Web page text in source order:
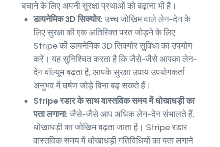
बचाने के लिए अपनी सुरक्षा प्रथाओं को बढ़ाना भी है।
डायनेमिक 3D सिक्योर:उच्च जोखिम वाले लेन-देन के
लिए सुरक्षा की एक अतिरिक्त परत जोड़ने के लिए
Stripe की डायनेमिक 3D सिक्योर सुविधा का उपयोग
करें। यह सुनिश्चित करता है कि जैसे-जैसे आपका लेन-
देन वॉल्यूम बढ़ता है, आपके सुरक्षा उपाय उपयोगकर्ता
अनुभव में घर्षण जोड़े बिना बढ़ सकते हैं।
Stripe रडार के साथ वास्तविक समय में धोखाधड़ी का
पता लगाना:जैसे-जैसे आप अधिक लेन-देन संभालते हैं,
धोखाधड़ी का जोखिम बढ़ता जाता है। Stripe रडार
वास्तविक समय में धोखाधड़ी गतिविधियों का पता लगाने